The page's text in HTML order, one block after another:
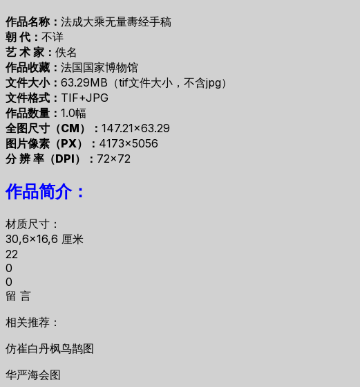
作品名称： 法成大乘无量夀经手稿
朝 代： 不详
艺 术 家： 佚名
作品收藏： 法国国家博物馆
文件大小： 63.29MB（tif文件大小，不含jpg）
文件格式： TIF+JPG
作品数量： 1.0幅
全图尺寸（CM）： 147.21×63.29
图片像素（PX）： 4173×5056
分 辨 率（DPI）： 72×72
作品简介：
材质尺寸：
30,6×16,6 厘米
22
0
0
留 言
相关推荐：
仿崔白丹枫鸟鹊图
华严海会图